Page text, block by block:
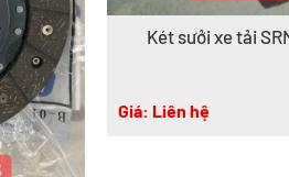
Két sưởi xe tải
Giá: Liên hệ